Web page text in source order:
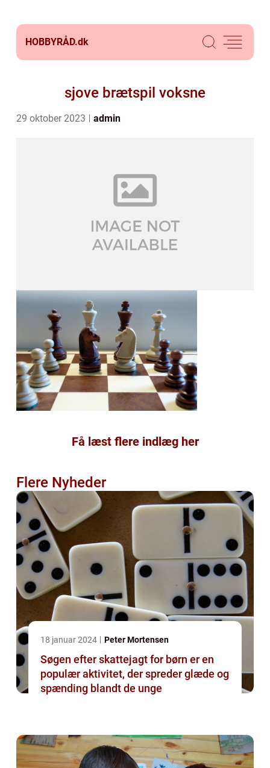
HOBBYRÅD.dk
sjove brætspil voksne
29 oktober 2023 admin
Få læst flere indlæg her
Flere Nyheder
18 januar 2024 Peter Mortensen
Søgen efter skattejagt for børn er en
populær aktivitet, der spreder glæde og
spænding blandt de unge